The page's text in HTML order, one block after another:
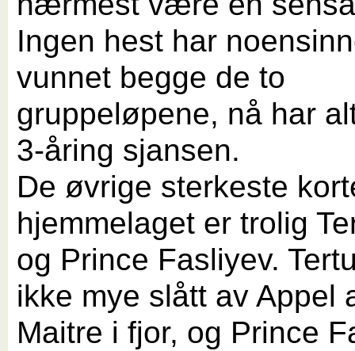
Ingen hest har
vunnet begge de to
gruppeløpene, nå har
3-åring sjansen.
De øvrige sterkeste
hjemmelaget er trolig
og Prince Fasliyev.
ikke mye slått av Appel
Maitre i fjor, og Prince